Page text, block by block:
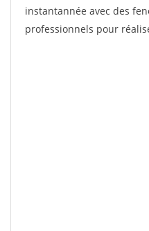
instantannée avec des
professionnels pour